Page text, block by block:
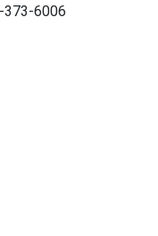
373-6006